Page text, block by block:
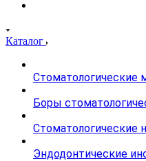
Каталог
Стоматологические
Боры
Стоматологические
Эндодонтические